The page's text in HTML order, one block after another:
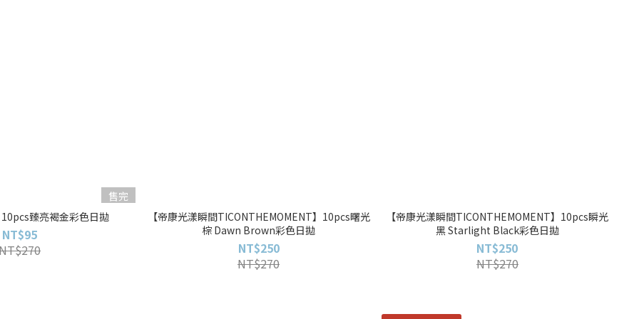
售完
10pcs臻亮褐金彩色日拋
NT$95
【帝康光漾瞬間TICONTHEMOMENT】10pcs曙光
棕 Dawn Brown彩色日拋
NT$250
NT$270
【帝康光漾瞬間TICONTHEMOMENT】10pcs瞬光
黑 Starlight Black彩色日拋
NT$250
NT$270